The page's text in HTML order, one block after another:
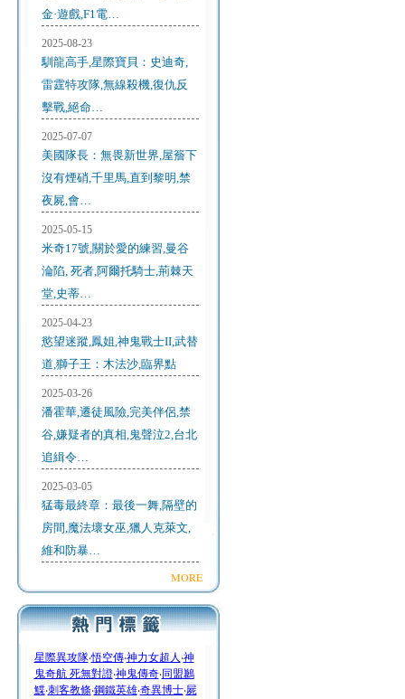
金·遊戲,F1電…
2025-08-23
馴龍高手,星際寶貝：史迪奇,
雷霆特攻隊,無線殺機,復仇反
擊戰,絕命…
2025-07-07
美國隊長：無畏新世界,屋簷下
沒有煙硝,千里馬,直到黎明,禁
夜屍,會…
2025-05-15
米奇17號,關於愛的練習,曼谷
淪陷, 死者,阿爾托騎士,荊棘天
堂,史蒂…
2025-04-23
慾望迷蹤,鳳姐,神鬼戰士II,武替
道,獅子王：木法沙,臨界點
2025-03-26
潘霍華,遷徒風險,完美伴侶,禁
谷,嫌疑者的真相,鬼聲泣2,台北
追緝令…
2025-03-05
猛毒最終章：最後一舞,隔壁的
房間,魔法壞女巫,獵人克萊文,
維和防暴…
MORE
星際異攻隊‧悟空傳‧神力女超人 ‧神
鬼奇航 死無對證‧神鬼傳奇‧同盟鶼
鰈‧刺客教條‧鋼鐵英雄‧奇異博士‧屍